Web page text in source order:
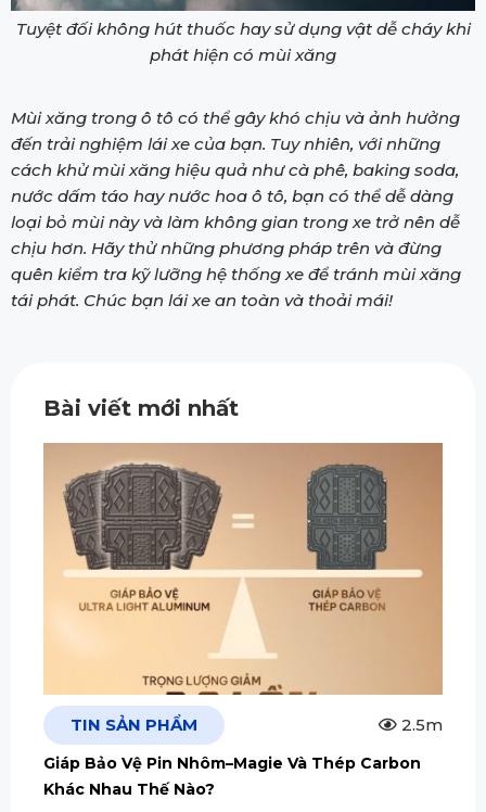
Tuyệt đối không hút thuốc hay sử dụng vật dễ cháy khi
phát hiện có mùi xăng
Mùi xăng trong ô tô có thể gây khó chịu và ảnh hưởng
đến trải nghiệm lái xe của bạn. Tuy nhiên, với những
cách khử mùi xăng hiệu quả như cà phê, baking soda,
nước dấm táo hay nước hoa ô tô, bạn có thể dễ dàng
loại bỏ mùi này và làm không gian trong xe trở nên dễ
chịu hơn. Hãy thử những phương pháp trên và đừng
quên kiểm tra kỹ lưỡng hệ thống xe để tránh mùi xăng
tái phát. Chúc bạn lái xe an toàn và thoải mái!
Bài viết mới nhất
TIN SẢN PHẨM 2.5m
Giáp Bảo Vệ Pin Nhôm–Magie Và Thép Carbon
Khác Nhau Thế Nào?